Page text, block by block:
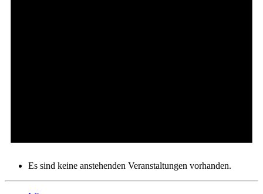
Es sind keine anstehenden Veranstaltungen vorhanden.